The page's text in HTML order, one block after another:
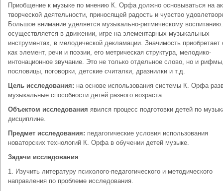
Приобщение к музыке по мнению К. Орфа должно основываться на
творческой деятельности, приносящей радость и чувство
Большое внимание уделяется музыкально-ритмическому
осуществляется в движении, игре на элементарных музыкальных
инструментах, в мелодической декламации. Значимость приобретает
как элемент, речи и поэзии, его метрическая структура, мелодико-
интонационное звучание. Это не только отдельное слово, но и
пословицы, поговорки, детские считалки, дразнилки и т.д.
Цель исследования: на основе использования системы К. Орфа
музыкальные способности детей разного возраста.
Объектом исследования явился процесс подготовки детей по
дисциплине.
Предмет исследования: педагогические условия использования
новаторских технологий К. Орфа в обучении детей музыке.
Задачи исследования:
1. Изучить литературу психолого-педагогического и методического
направления по проблеме исследования.